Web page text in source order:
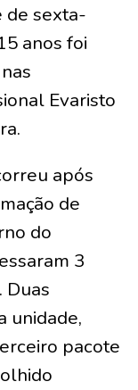
de sexta-
anos foi
Evaristo
após
de
do
3
Duas
unidade,
pacote